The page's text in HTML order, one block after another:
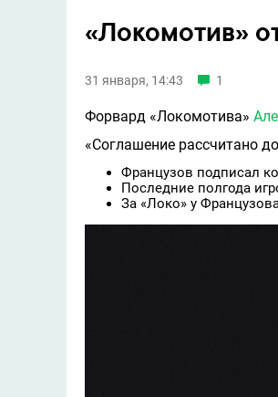
«Локомотив»
31 января, 14:43 1
Форвард «Локомотива»
«Соглашение рассчитано
Французов подписал
Последние полгода
За «Локо» у